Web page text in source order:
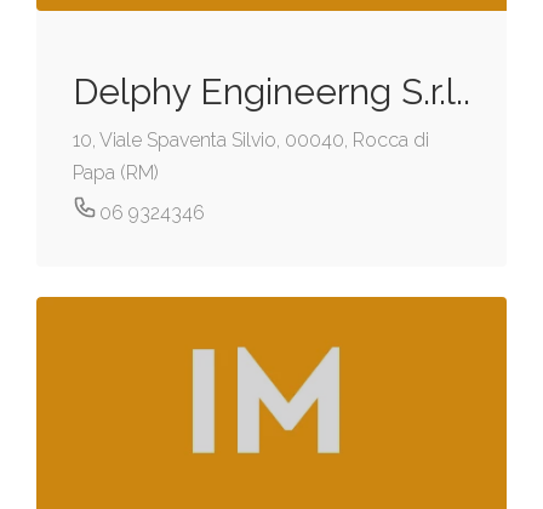
Delphy Engineerng S.r.l..
10, Viale Spaventa Silvio, 00040, Rocca di
Papa (RM)
06 9324346